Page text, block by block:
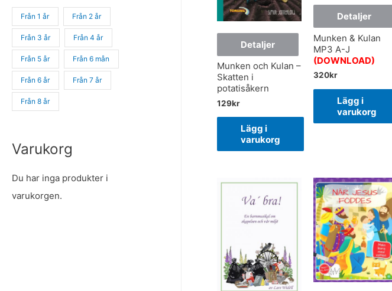
Från 1 år Från 2 år
Från 3 år Från 4 år
Från 5 år Från 6 mån
Från 6 år Från 7 år
Från 8 år
Varukorg
Du har inga produkter i
varukorgen.
Detaljer
Munken och Kulan –
Skatten i
potatisåkern
129kr
Lägg i
varukorg
Detaljer
Munken & Kulan
MP3 A-J
(DOWNLOAD)
320kr
Lägg i
varukorg